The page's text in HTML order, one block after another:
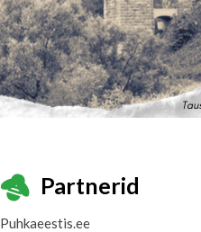
Partnerid
Puhkaeestis.ee